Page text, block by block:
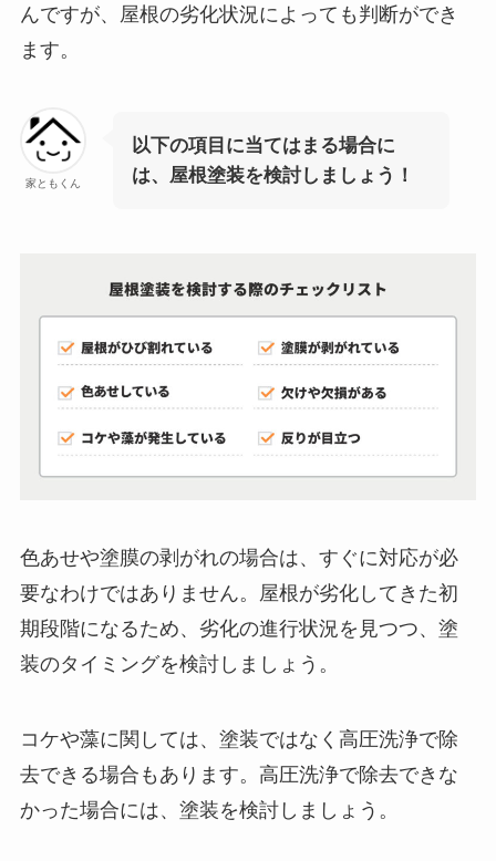
んですが、屋根の劣化状況によっても判断ができ
ます。
家ともくん
以下の項目に当てはまる場合に
は、屋根塗装を検討しましょう！
色あせや塗膜の剥がれの場合は、すぐに対応が必
要なわけではありません。屋根が劣化してきた初
期段階になるため、劣化の進行状況を見つつ、塗
装のタイミングを検討しましょう。
コケや藻に関しては、塗装ではなく高圧洗浄で除
去できる場合もあります。高圧洗浄で除去できな
かった場合には、塗装を検討しましょう。